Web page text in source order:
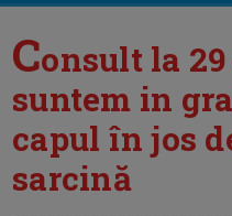
Consult la
suntem in
capul în jos
sarcină